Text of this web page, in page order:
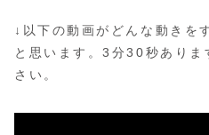
↓以下の動画がどんな動きを
と思います。3分30秒ありま
さい。